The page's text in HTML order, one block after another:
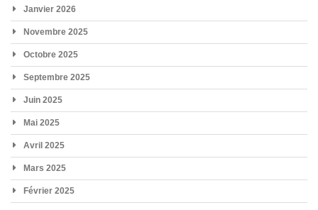
Janvier 2026
Novembre 2025
Octobre 2025
Septembre 2025
Juin 2025
Mai 2025
Avril 2025
Mars 2025
Février 2025